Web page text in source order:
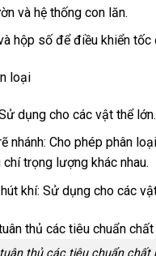
và hệ thống con lăn.
hộp số để điều khiển tốc
loại
dụng cho các vật thể lớn.
nhánh: Cho phép phân
chí trọng lượng khác nhau.
khí: Sử dụng cho các
thủ các tiêu chuẩn chất